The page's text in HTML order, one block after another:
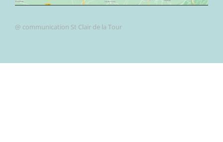
@ communication St Clair de la Tour